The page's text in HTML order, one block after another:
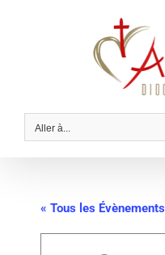
Aller à...
« Tous les Évènements